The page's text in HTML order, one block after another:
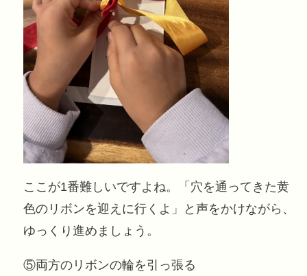
ここが1番難しいですよね。「穴を通ってきた黄
色のリボンを迎えに行くよ」と声をかけながら、
ゆっくり進めましょう。
⑤両方のリボンの輪を引っ張る